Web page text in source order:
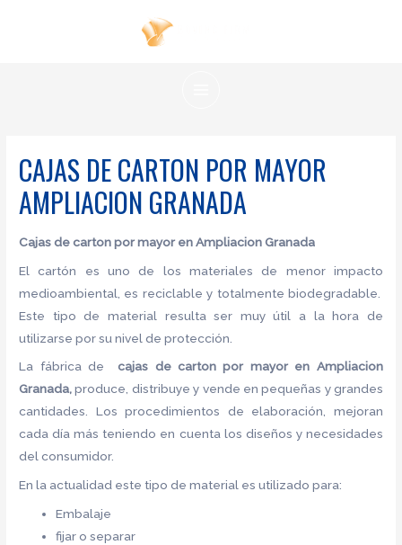
CAJAS DE CARTON POR MAYOR
AMPLIACION GRANADA
Cajas de carton por mayor en Ampliacion Granada
El cartón es uno de los materiales de menor impacto
medioambiental, es reciclable y totalmente biodegradable.
Este tipo de material resulta ser muy útil a la hora de
utilizarse por su nivel de protección.
La fábrica decajas de carton por mayor en Ampliacion
Granada,produce, distribuye y vende en pequeñas y grandes
cantidades. Los procedimientos de elaboración, mejoran
cada día más teniendo en cuenta los diseños y necesidades
del consumidor.
En la actualidad este tipo de material es utilizado para:
Embalaje
fijar o separar